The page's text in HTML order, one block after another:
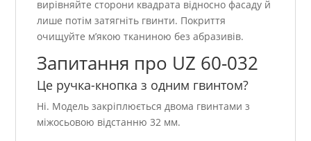
вирівняйте сторони квадрата відносно фасаду й
лише потім затягніть гвинти. Покриття
очищуйте м’якою тканиною без абразивів.
Запитання про UZ 60-032
Це ручка-кнопка з одним гвинтом?
Ні. Модель закріплюється двома гвинтами з
міжосьовою відстанню 32 мм.